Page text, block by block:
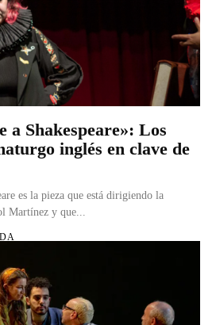
a Shakespeare»: Los
inglés en clave de
es la pieza que está dirigiendo la
Martínez y que...